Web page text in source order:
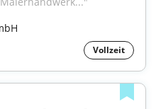
Vollzeit